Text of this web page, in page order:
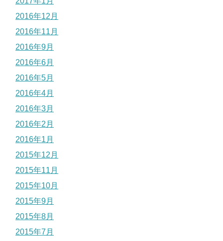
2016年12月
2016年11月
2016年9月
2016年6月
2016年5月
2016年4月
2016年3月
2016年2月
2016年1月
2015年12月
2015年11月
2015年10月
2015年9月
2015年8月
2015年7月